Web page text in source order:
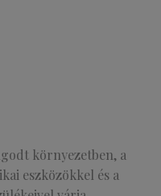
környezetben, a
eszközökkel és a